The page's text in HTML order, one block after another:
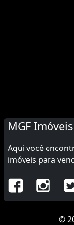
MGF Imóveis
Aqui você
imóveis para
©